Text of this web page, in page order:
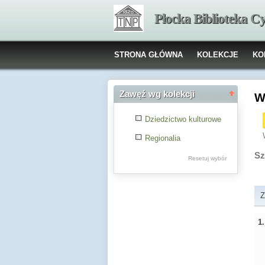
Płocka Biblioteka
STRONA GŁÓWNA KOLEKCJE
Zawęź wg kolekcji
Dziedzictwo kulturowe
Regionalia
Resetuj wybór